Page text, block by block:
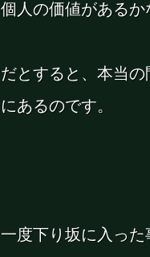
個人の価値があるか
だとすると、本当
にあるのです。
一度下り坂に入っ